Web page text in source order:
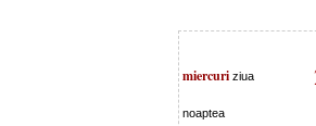
miercuri ziua
noaptea